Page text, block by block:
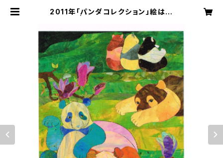
2011年「パンダコレクション」絵はが